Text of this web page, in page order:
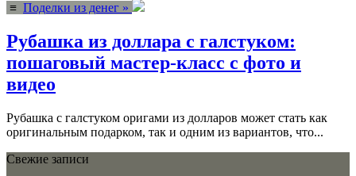
≡ Поделки из денег »
Рубашка из доллара с галстуком:
пошаговый мастер-класс с фото и
видео
Рубашка с галстуком оригами из долларов может стать как
оригинальным подарком, так и одним из вариантов, что...
Свежие записи